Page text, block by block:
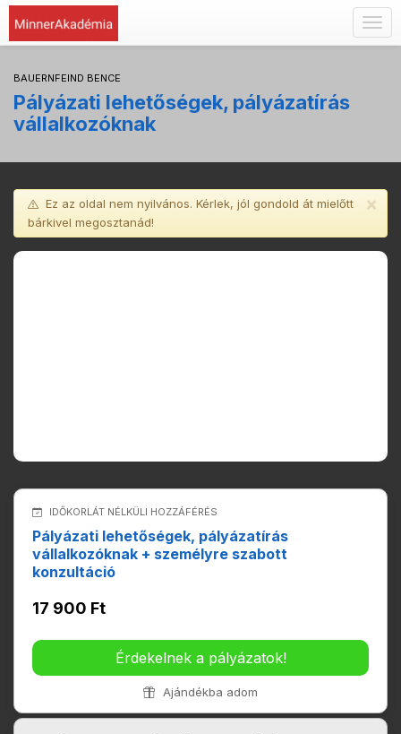
BAUERNFEIND BENCE
Pályázati lehetőségek, pályázatírás
vállalkozóknak
×
Ez az oldal nem nyilvános. Kérlek, jól gondold át mielőtt
bárkivel megosztanád!
IDŐKORLÁT NÉLKÜLI HOZZÁFÉRÉS
Pályázati lehetőségek, pályázatírás
vállalkozóknak + személyre szabott
konzultáció
17 900 Ft
Érdekelnek a pályázatok!
Ajándékba adom